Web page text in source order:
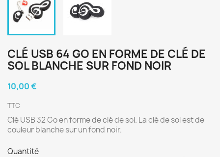
CLÉ USB 64 GO EN FORME DE CLÉ DE
SOL BLANCHE SUR FOND NOIR
10,00 €
TTC
Clé USB 32 Go en forme de clé de sol. La clé de sol est de
couleur blanche sur un fond noir.
Quantité